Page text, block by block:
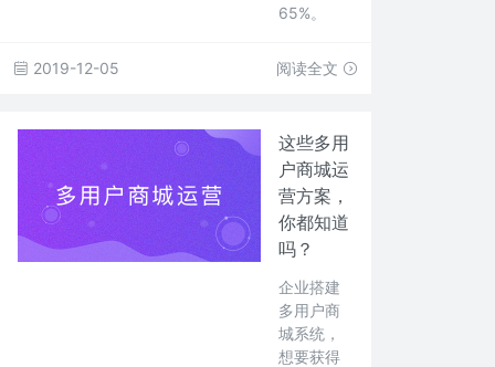
65%。
2019-12-05 阅读全文
这些多用
户商城运
营方案，
你都知道
吗？
企业搭建
多用户商
城系统，
想要获得